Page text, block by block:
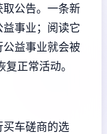
公告。一条新
事业；阅读它
益事业就会被
正常活动。
车磋商的选